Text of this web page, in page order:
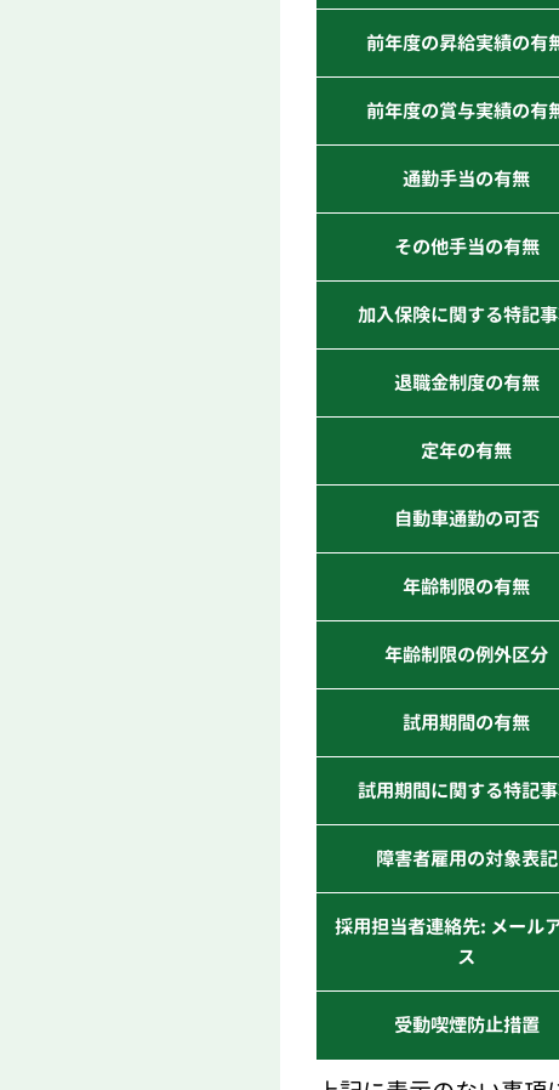
前年度の昇給実績の有
前年度の賞与実績の有
通勤手当の有無
その他手当の有無
加入保険に関する特記
退職金制度の有無
定年の有無
自動車通勤の可否
年齢制限の有無
年齢制限の例外区分
試用期間の有無
試用期間に関する特記
障害者雇用の対象表記
採用担当者連絡先: メール
ス
受動喫煙防止措置